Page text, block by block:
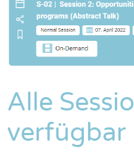
Alle
verfügbar